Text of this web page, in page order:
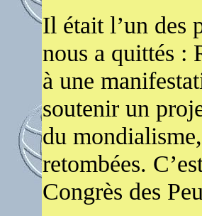
Il était l’un des
nous a quittés :
à une
soutenir un
du
retombées.
Congrès des